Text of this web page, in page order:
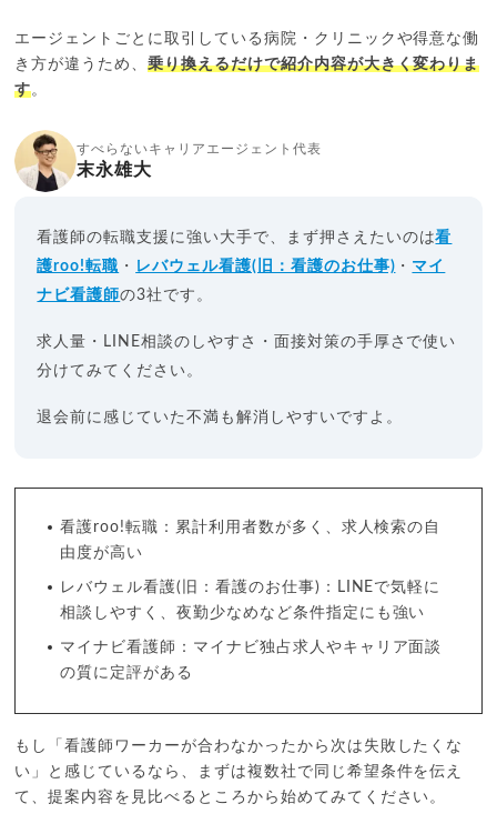
エージェントごとに取引している病院・クリニックや得意な働
き方が違うため、乗り換えるだけで紹介内容が大きく変わりま
す。
すべらないキャリアエージェント代表
末永雄大
看護師の転職支援に強い大手で、まず押さえたいのは看
護roo!転職 ・ レバウェル看護(旧：看護のお仕事) ・ マイ
ナビ看護師の3社です。
求人量・LINE相談のしやすさ・面接対策の手厚さで使い
分けてみてください。
退会前に感じていた不満も解消しやすいですよ。
看護roo!転職：累計利用者数が多く、求人検索の自
由度が高い
レバウェル看護(旧：看護のお仕事)：LINEで気軽に
相談しやすく、夜勤少なめなど条件指定にも強い
マイナビ看護師：マイナビ独占求人やキャリア面談
の質に定評がある
もし「看護師ワーカーが合わなかったから次は失敗したくな
い」と感じているなら、まずは複数社で同じ希望条件を伝え
て、提案内容を見比べるところから始めてみてください。